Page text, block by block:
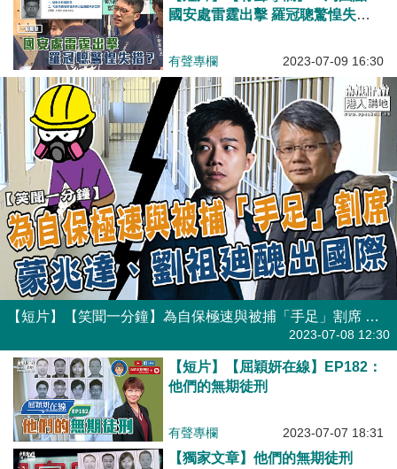
國安處雷霆出擊 羅冠聰驚惶失
有聲專欄 2023-07-09 16:30
【短片】【笑聞一分鐘】為自保極速與被捕「手足」割席 蒙兆達、劉祖廸醜出國際
2023-07-08 12:30
【短片】【屈穎妍在線】EP182：
他們的無期徒刑
有聲專欄 2023-07-07 18:31
【獨家文章】他們的無期徒刑